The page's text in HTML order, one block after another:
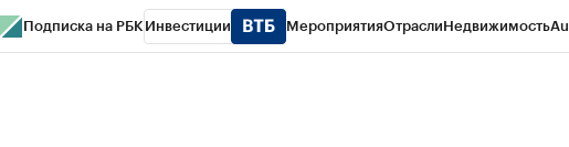
Подписка на РБК Инвестиции МероприятияОтраслиНедвижимость